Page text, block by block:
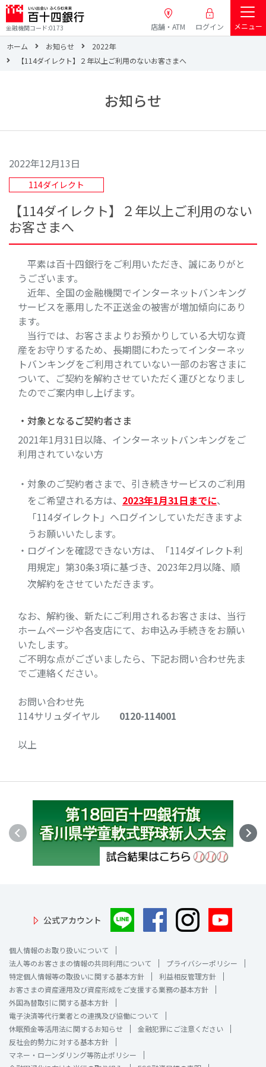
金融機関コード:0173 店舗・ATM ログイン
メニュー
ホーム
お知らせ
2022年
【114ダイレクト】２年以上ご利用のないお客さまへ
お知らせ
2022年12月13日
114ダイレクト
【114ダイレクト】２年以上ご利用のない
お客さまへ
平素は百十四銀行をご利用いただき、誠にありがと
うございます。
近年、全国の金融機関でインターネットバンキング
サービスを悪用した不正送金の被害が増加傾向にあり
ます。
当行では、お客さまよりお預かりしている大切な資
産をお守りするため、長期間にわたってインターネッ
トバンキングをご利用されていない一部のお客さまに
ついて、ご契約を解約させていただく運びとなりまし
たのでご案内申し上げます。
・対象となるご契約者さま
2021年1月31日以降、インターネットバンキングをご
利用されていない方
・対象のご契約者さまで、引き続きサービスのご利用
をご希望される方は、 2023年1月31日までに、
「114ダイレクト」へログインしていただきますよ
うお願いいたします。
・ログインを確認できない方は、「114ダイレクト利
用規定」第30条3項に基づき、2023年2月以降、順
次解約をさせていただきます。
なお、解約後、新たにご利用されるお客さまは、当行
ホームページや各支店にて、お申込み手続きをお願い
いたします。
ご不明な点がございましたら、下記お問い合わせ先ま
でご連絡ください。
お問い合わせ先
114サリュダイヤル 0120-114001
以上
公式アカウント
個人情報のお取り扱いについて
法人等のお客さまの情報の共同利用について
プライバシーポリシー
特定個人情報等の取扱いに関する基本方針
利益相反管理方針
お客さまの資産運用及び資産形成をご支援する業務の基本方針
外国為替取引に関する基本方針
電子決済等代行業者との連携及び協働について
休眠預金等活用法に関するお知らせ
金融犯罪にご注意ください
反社会的勢力に対する基本方針
マネー・ローンダリング等防止ポリシー